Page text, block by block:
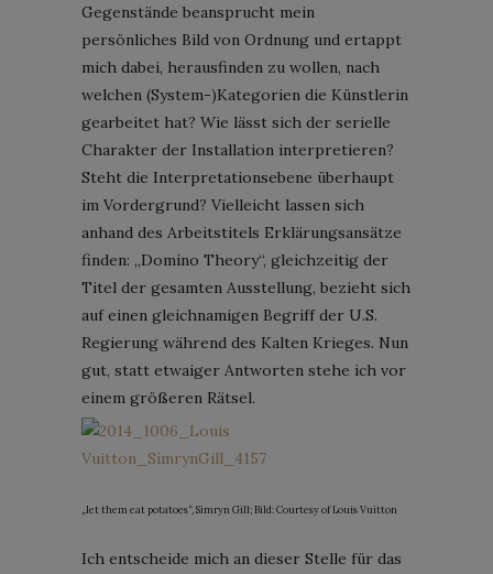
Gegenstände beansprucht mein
persönliches Bild von Ordnung und ertappt
mich dabei, herausfinden zu wollen, nach
welchen (System-)Kategorien die Künstlerin
gearbeitet hat? Wie lässt sich der serielle
Charakter der Installation interpretieren?
Steht die Interpretationsebene überhaupt
im Vordergrund? Vielleicht lassen sich
anhand des Arbeitstitels Erklärungsansätze
finden: „Domino Theory“, gleichzeitig der
Titel der gesamten Ausstellung, bezieht sich
auf einen gleichnamigen Begriff der U.S.
Regierung während des Kalten Krieges. Nun
gut, statt etwaiger Antworten stehe ich vor
einem größeren Rätsel.
„let them eat potatoes“, Simryn Gill; Bild: Courtesy of Louis Vuitton
Ich entscheide mich an dieser Stelle für das